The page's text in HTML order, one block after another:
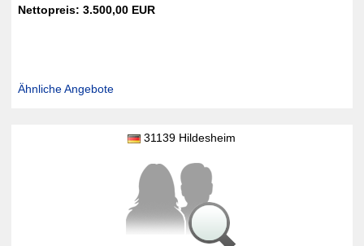
Nettopreis: 3.500,00 EUR
Ähnliche Angebote
31139 Hildesheim